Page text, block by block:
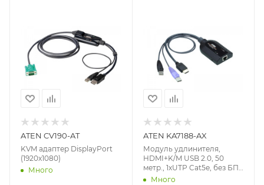
ATEN CV190-AT
KVM адаптер DisplayPort
(1920x1080)
Много
ATEN KA7188-AX
Модуль удлинителя,
HDMI+K/M USB 2.0, 50
метр., 1xUTP Cat5e, без БП,
(Virtual
Много